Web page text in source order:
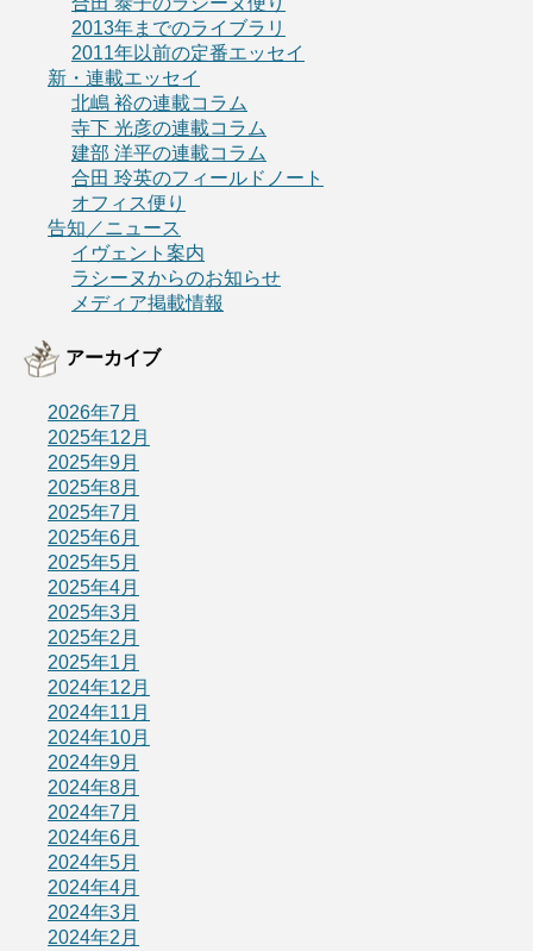
2013年までのライブラリ
2011年以前の定番エッセイ
新・連載エッセイ
北嶋 裕の連載コラム
寺下 光彦の連載コラム
建部 洋平の連載コラム
合田 玲英のフィールドノート
オフィス便り
告知／ニュース
イヴェント案内
ラシーヌからのお知らせ
メディア掲載情報
アーカイブ
2026年7月
2025年12月
2025年9月
2025年8月
2025年7月
2025年6月
2025年5月
2025年4月
2025年3月
2025年2月
2025年1月
2024年12月
2024年11月
2024年10月
2024年9月
2024年8月
2024年7月
2024年6月
2024年5月
2024年4月
2024年3月
2024年2月